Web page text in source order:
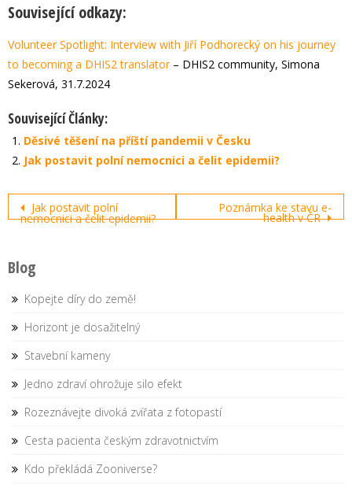
Související odkazy:
Volunteer Spotlight: Interview with Jiří Podhorecký on his journey
to becoming a DHIS2 translator– DHIS2 community, Simona
Sekerová, 31.7.2024
Související Články:
Děsivé těšení na příští pandemii v Česku
Jak postavit polní nemocnici a čelit epidemii?
Post
navigation
Jak postavit polní
nemocnici a čelit epidemii?
Poznámka ke stavu e-
health v ČR
Blog
Kopejte díry do země!
Horizont je dosažitelný
Stavební kameny
Jedno zdraví ohrožuje silo efekt
Rozeznávejte divoká zvířata z fotopastí
Cesta pacienta českým zdravotnictvím
Kdo překládá Zooniverse?